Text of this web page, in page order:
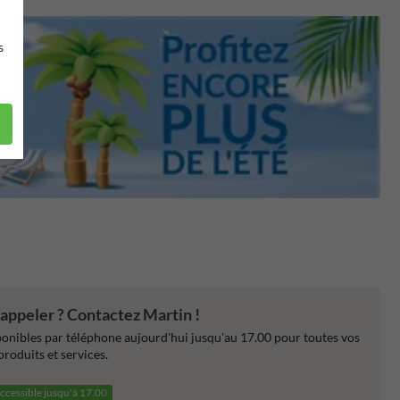
? Contactez Martin !
par téléphone aujourd'hui jusqu'au 17.00 pour toutes vos
et services.
jusqu'à 17.00